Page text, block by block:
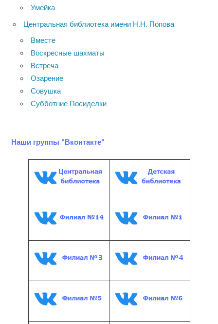
Умейка
Центральная библиотека имени Н.Н. Попова
Вместе
Воскресные шахматы
Встреча
Озарение
Совушка
Субботние Посиделки
Наши группы "Вконтакте"